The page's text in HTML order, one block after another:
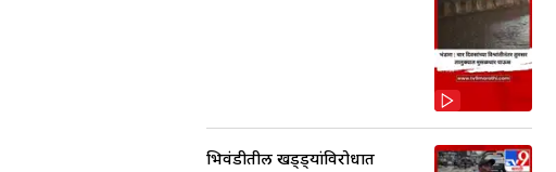
भिवंडीतील खड्ड्यांविरोधात